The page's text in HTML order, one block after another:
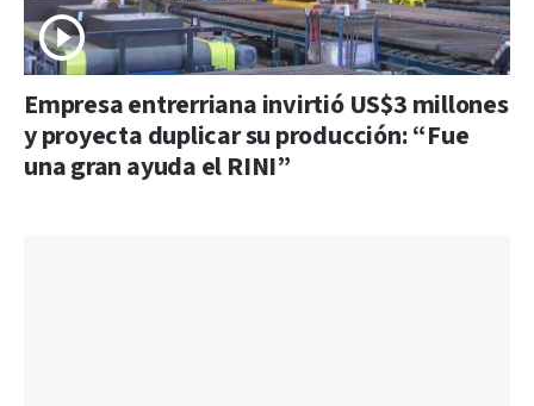
Empresa entrerriana invirtió US$3 millones
y proyecta duplicar su producción: “Fue
una gran ayuda el RINI”